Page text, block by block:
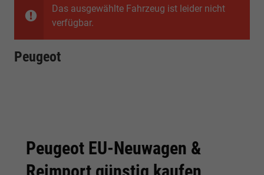
Das ausgewählte Fahrzeug ist leider nicht
verfügbar.
Peugeot
Peugeot EU-Neuwagen &